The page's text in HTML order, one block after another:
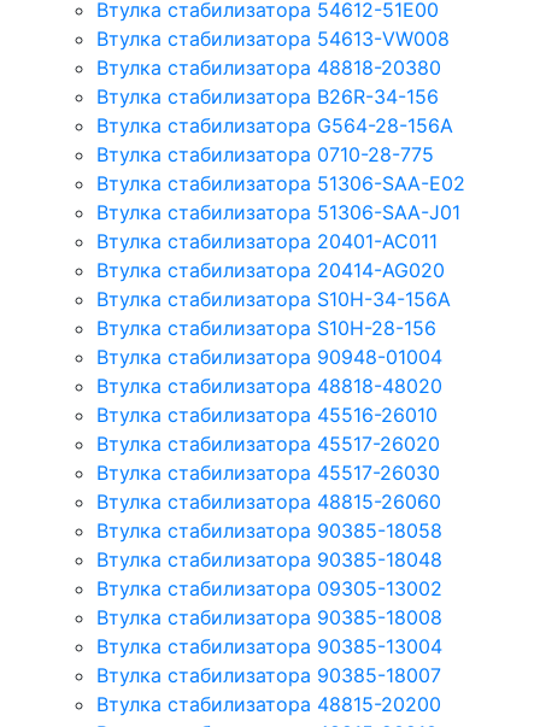
Втулка стабилизатора 54612-51E00
Втулка стабилизатора 54613-VW008
Втулка стабилизатора 48818-20380
Втулка стабилизатора B26R-34-156
Втулка стабилизатора G564-28-156A
Втулка стабилизатора 0710-28-775
Втулка стабилизатора 51306-SAA-E02
Втулка стабилизатора 51306-SAA-J01
Втулка стабилизатора 20401-AC011
Втулка стабилизатора 20414-AG020
Втулка стабилизатора S10H-34-156A
Втулка стабилизатора S10H-28-156
Втулка стабилизатора 90948-01004
Втулка стабилизатора 48818-48020
Втулка стабилизатора 45516-26010
Втулка стабилизатора 45517-26020
Втулка стабилизатора 45517-26030
Втулка стабилизатора 48815-26060
Втулка стабилизатора 90385-18058
Втулка стабилизатора 90385-18048
Втулка стабилизатора 09305-13002
Втулка стабилизатора 90385-18008
Втулка стабилизатора 90385-13004
Втулка стабилизатора 90385-18007
Втулка стабилизатора 48815-20200